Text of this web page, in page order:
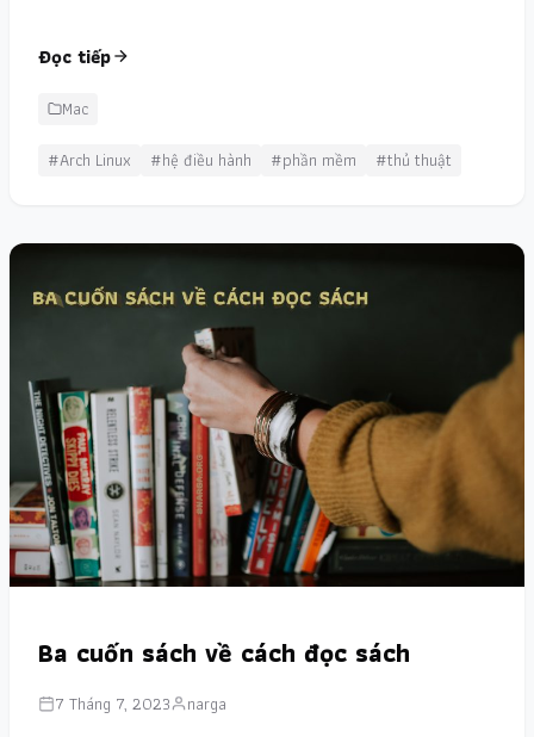
Đọc tiếp
Mac
#Arch Linux
#hệ điều hành #phần mềm #thủ thuật
Ba cuốn sách về cách đọc sách
7 Tháng 7, 2023 narga